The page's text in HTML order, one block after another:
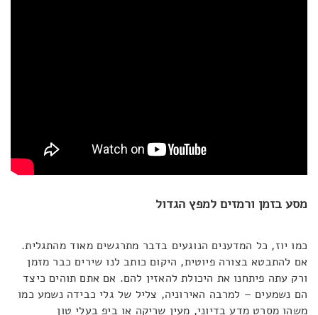
מסע בזמן ורמזים למפץ הגדול
כמו יוז, כל המדענים הנוגעים בדבר מתרגשים מאוד מהתגלית.
אם להתבטא בצורה פיוטית, היקום כותב לנו שירים כבר מזמן
ורק עתה פיתחנו את היכולת להאזין להם. אם אתם תוהים כיצד
הם נשמעים – למרבה האירוניה, צליל של גלי כבידה נשמע כמו
משהו מסרט מדע בדיוני, מעין שריקה או ביפ בעלי טון